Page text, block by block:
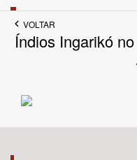
Até
VOLTAR
Índios Ingarikó